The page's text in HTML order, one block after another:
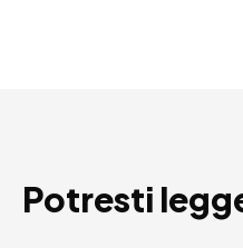
Potresti